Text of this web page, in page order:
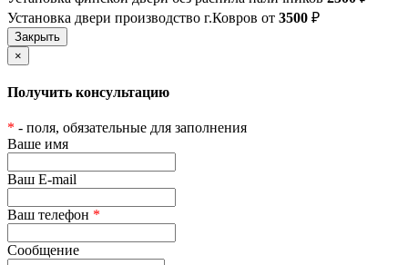
Установка двери производство г.Ковров от 3500 ₽
×
Получить консультацию
* - поля, обязательные для заполнения
Ваше имя
Ваш E-mail
Ваш телефон *
Сообщение